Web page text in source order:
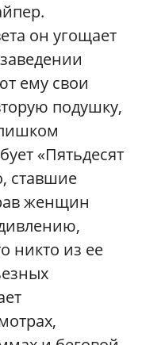
он угощает
ему свои
подушку,
«Пятьдесят
ставшие
женщин
никто из ее